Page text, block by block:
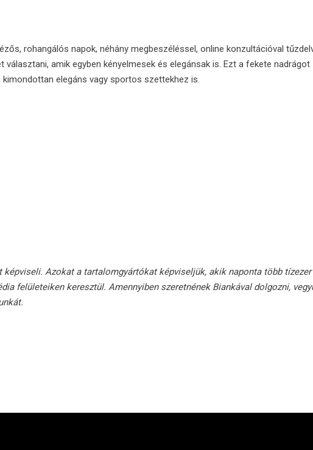
rohangálós napok, néhány megbeszéléssel, online konzultációval
amik egyben kényelmesek és elegánsak is. Ezt a fekete nadrágot
elegáns vagy sportos szettekhez is.
képviseli. Azokat a tartalomgyártókat képviseljük, akik naponta több tízezer
felületeiken keresztül. Amennyiben szeretnének Biankával dolgozni,